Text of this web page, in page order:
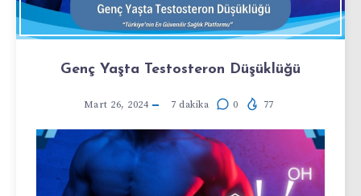
Genç Yaşta Testosteron Düşüklüğü
Mart 26, 2024 7 dakika 0 77